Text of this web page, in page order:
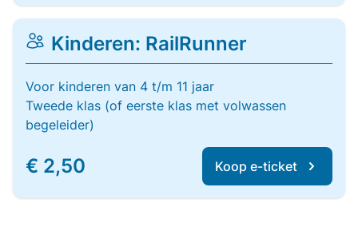
Kinderen: RailRunner
Voor kinderen van 4 t/m 11 jaar
Tweede klas (of eerste klas met volwassen
begeleider)
€ 2,50 Koop e-ticket